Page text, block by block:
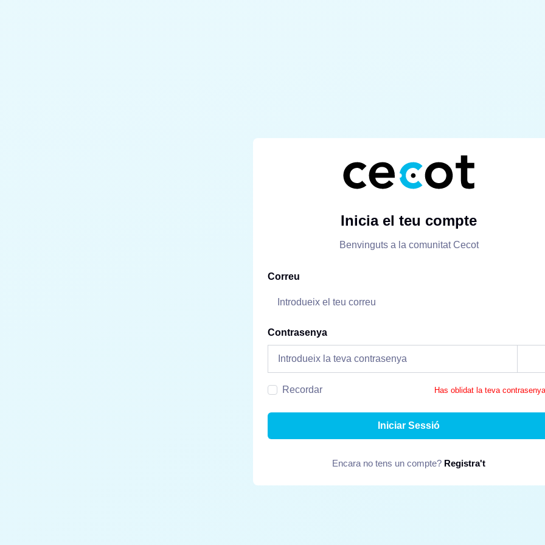
Inicia el teu compte
Benvinguts a la comunitat Cecot
Correu
Contrasenya
Recordar Has oblidat la teva
Iniciar Sessió
Encara no tens un compte? Registra't